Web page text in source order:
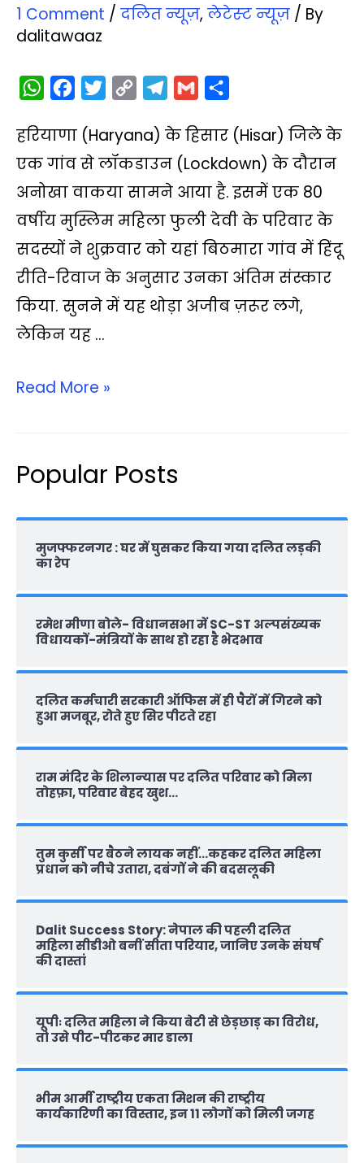
1 Comment / दलित न्‍यूज़, लेटेस्‍ट न्‍यूज़ / By
dalitawaaz
W
a
t
s
A
p
c
e
b
o
k
i
t
t
p
y
L
i
n
k
l
e
g
a
m
a
i
l
a
r
e
हरियाणा (Haryana) के हिसार (Hisar) जिले के
एक गांव से लॉकडाउन (Lockdown) के दौरान
अनोखा वाकया सामने आया है. इसमें एक 80
वर्षीय मुस्लिम महिला फुली देवी के परिवार के
सदस्यों ने शुक्रवार को यहां बिठमारा गांव में हिंदू
रीति-रिवाज के अनुसार उनका अंतिम संस्कार
किया. सुनने में यह थोड़ा अजीब ज़रूर लगे,
लेकिन यह …
Read More »
Popular Posts
मुजफ्फरनगर : घर में घुसकर किया गया दलित लड़की
का रेप
रमेश मीणा बोले- विधानसभा में SC-ST अल्पसंख्यक
विधायकों-मंत्रियों के साथ हो रहा है भेदभाव
दलित कर्मचारी सरकारी ऑफ‍िस में ही पैरों में गिरने को
हुआ मजबूर, रोते हुए सिर पीटते रहा
राम मंदिर के शिलान्‍यास पर दलित परिवार को मिला
तोहफ़ा, परिवार बेहद खुश…
तुम कुर्सी पर बैठने लायक नहीं…कहकर दलित महिला
प्रधान को नीचे उतारा, दबंगों ने की बदसलूकी
Dalit Success Story: नेपाल की पहली दलित
महिला सीडीओ बनीं सीता परियार, जानिए उनके संघर्ष
की दास्‍तां
यूपीः दलित महिला ने किया बेटी से छेड़छाड़ का विरोध,
तो उसे पीट-पीटकर मार डाला
भीम आर्मी राष्‍ट्रीय एकता मिशन की राष्‍ट्रीय
कार्यकारिणी का विस्तार, इन 11 लोगों को मिली जगह